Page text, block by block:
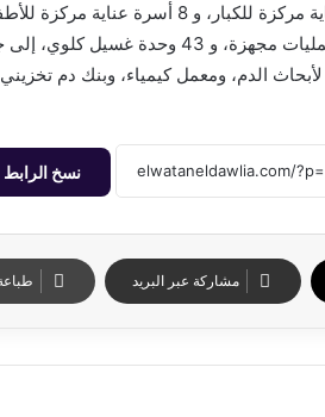
الولادة، و 14 تروللي للطوارئ، و 5 غرف
الدم، ومعمل كيمياء، وبنك دم
نسخ الرابط
مشاركة عبر البريد